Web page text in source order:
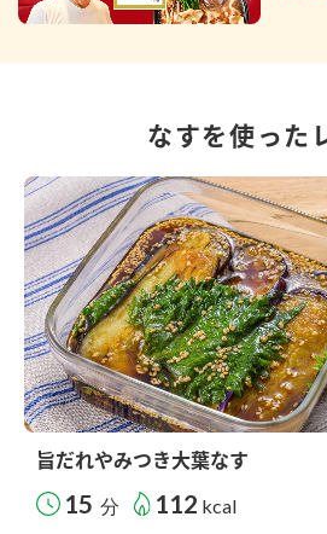
なすを使った
旨だれやみつき大葉なす
15 分 112 kcal